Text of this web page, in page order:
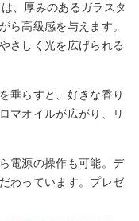
、厚みのあるガラスタ
ら高級感を与えます。
さしく光を広げられる
垂らすと、好きな香り
マオイルが広がり、リ
電源の操作も可能。デ
わっています。プレゼ